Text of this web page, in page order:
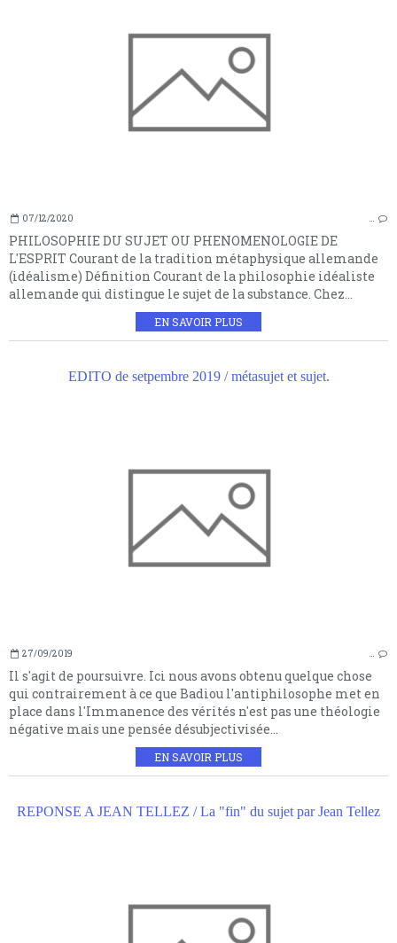
07/12/2020
PHILOSOPHIE DU SUJET OU PHENOMENOLOGIE DE
L'ESPRIT Courant de la tradition métaphysique allemande
(idéalisme) Définition Courant de la philosophie idéaliste
allemande qui distingue le sujet de la substance. Chez...
EN SAVOIR PLUS
EDITO de setpembre 2019 / métasujet et sujet.
27/09/2019 …
Il s'agit de poursuivre. Ici nous avons obtenu quelque chose
qui contrairement à ce que Badiou l'antiphilosophe met en
place dans l'Immanence des vérités n'est pas une théologie
négative mais une pensée désubjectivisée...
EN SAVOIR PLUS
REPONSE A JEAN TELLEZ / La "fin" du sujet par Jean Tellez